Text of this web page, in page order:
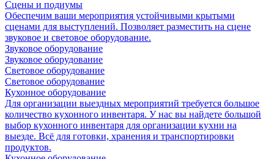
Сцены и подиумы
Обеспечим ваши мероприятия устойчивыми крытыми
сценами для выступлений. Позволяет разместить на сцене
звуковое и световое оборудование.
Звуковое оборудование
Звуковое оборудование
Световое оборудование
Световое оборудование
Кухонное оборудование
Для организации выездных мероприятий требуется большое
количество кухонного инвентаря. У нас вы найдете большой
выбор кухонного инвентаря для организации кухни на
выезде. Всё для готовки, хранения и транспортировки
продуктов.